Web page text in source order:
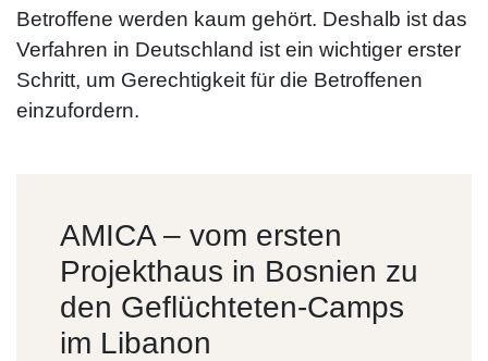
Betroffene werden kaum gehört. Deshalb ist das
Verfahren in Deutschland ist ein wichtiger erster
Schritt, um Gerechtigkeit für die Betroffenen
einzufordern.
AMICA – vom ersten
Projekthaus in Bosnien zu
den Geflüchteten-Camps
im Libanon